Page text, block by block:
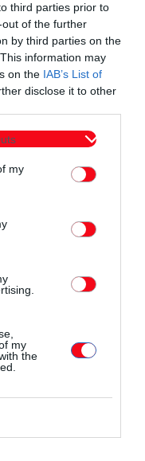
third parties prior to
of the further
by third parties on the
information may
on the IAB’s List of
disclose it to other
my
my
the